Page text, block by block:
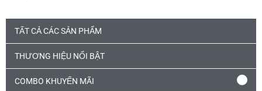
TẤT CẢ CÁC SẢN PHẨM
THƯƠNG HIỆU NỔI BẬT
COMBO KHUYẾN MÃI